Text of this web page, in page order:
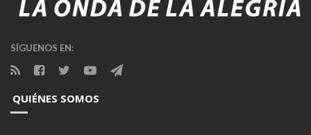
SÍGUENOS EN:
QUIÉNES SOMOS